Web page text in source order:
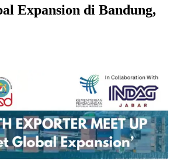
Expansion di Bandung,